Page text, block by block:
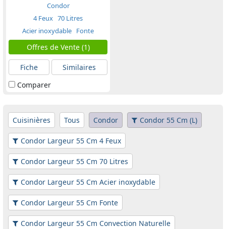
Condor
4 Feux 70 Litres
Acier inoxydable Fonte
Offres de Vente (1)
Fiche
Similaires
Comparer
Cuisinières Tous Condor Condor 55 Cm (L)
Condor Largeur 55 Cm 4 Feux
Condor Largeur 55 Cm 70 Litres
Condor Largeur 55 Cm Acier inoxydable
Condor Largeur 55 Cm Fonte
Condor Largeur 55 Cm Convection Naturelle